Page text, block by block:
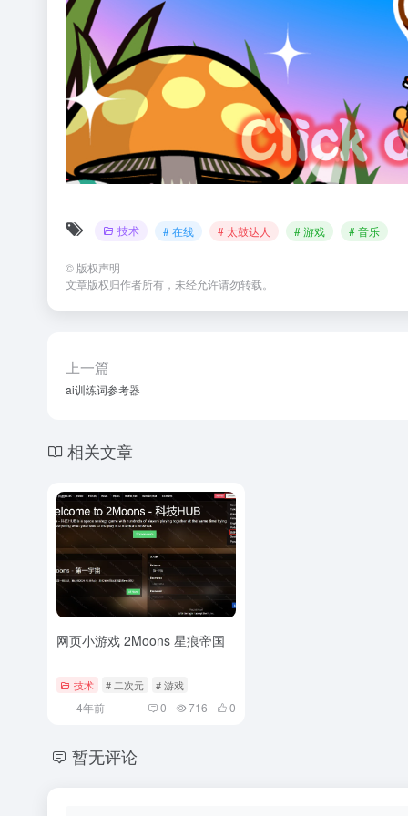
技术 # 在线 # 太鼓达人 # 游戏 # 音乐
© 版权声明
文章版权归作者所有，未经允许请勿转载。
上一篇
ai训练词参考器
相关文章
网页小游戏 2Moons 星痕帝国
技术 # 二次元 # 游戏
4年前 0 716 0
暂无评论